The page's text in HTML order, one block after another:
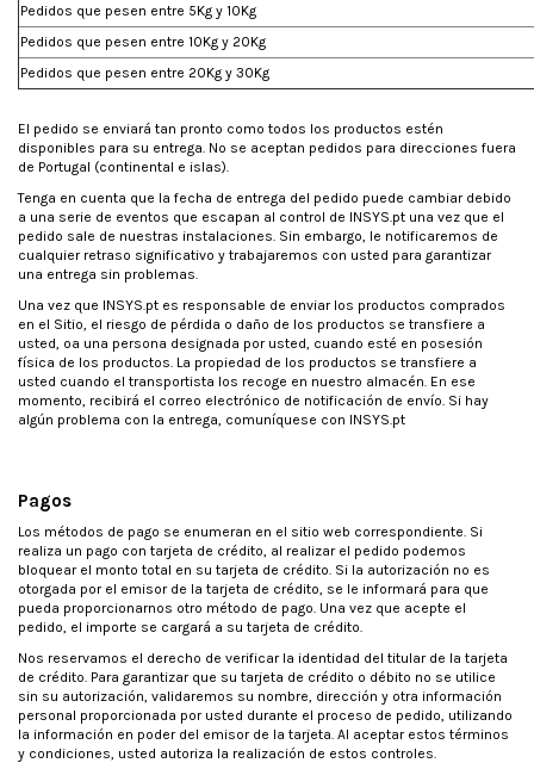
Pedidos que pesen entre 5Kg y 10Kg
Pedidos que pesen entre 10Kg y 20Kg
Pedidos que pesen entre 20Kg y 30Kg
El pedido se enviará tan pronto como todos los productos estén
disponibles para su entrega. No se aceptan pedidos para direcciones fuera
de Portugal (continental e islas).
Tenga en cuenta que la fecha de entrega del pedido puede cambiar debido
a una serie de eventos que escapan al control de INSYS.pt una vez que el
pedido sale de nuestras instalaciones. Sin embargo, le notificaremos de
cualquier retraso significativo y trabajaremos con usted para garantizar
una entrega sin problemas.
Una vez que INSYS.pt es responsable de enviar los productos comprados
en el Sitio, el riesgo de pérdida o daño de los productos se transfiere a
usted, oa una persona designada por usted, cuando esté en posesión
física de los productos. La propiedad de los productos se transfiere a
usted cuando el transportista los recoge en nuestro almacén. En ese
momento, recibirá el correo electrónico de notificación de envío. Si hay
algún problema con la entrega, comuníquese con INSYS.pt
Pagos
Los métodos de pago se enumeran en el sitio web correspondiente. Si
realiza un pago con tarjeta de crédito, al realizar el pedido podemos
bloquear el monto total en su tarjeta de crédito. Si la autorización no es
otorgada por el emisor de la tarjeta de crédito, se le informará para que
pueda proporcionarnos otro método de pago. Una vez que acepte el
pedido, el importe se cargará a su tarjeta de crédito.
Nos reservamos el derecho de verificar la identidad del titular de la tarjeta
de crédito. Para garantizar que su tarjeta de crédito o débito no se utilice
sin su autorización, validaremos su nombre, dirección y otra información
personal proporcionada por usted durante el proceso de pedido, utilizando
la información en poder del emisor de la tarjeta. Al aceptar estos términos
y condiciones, usted autoriza la realización de estos controles.